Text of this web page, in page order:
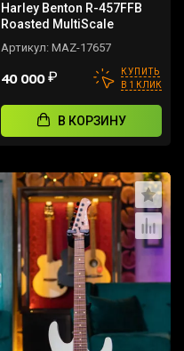
Harley Benton R-457FFB
Roasted MultiScale
Артикул: MAZ-17657
40 000₽
КУПИТЬ
В 1 КЛИК
В КОРЗИНУ